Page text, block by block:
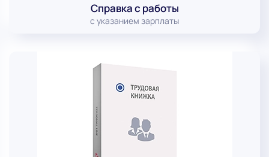
Справка с работы
с указанием зарплаты